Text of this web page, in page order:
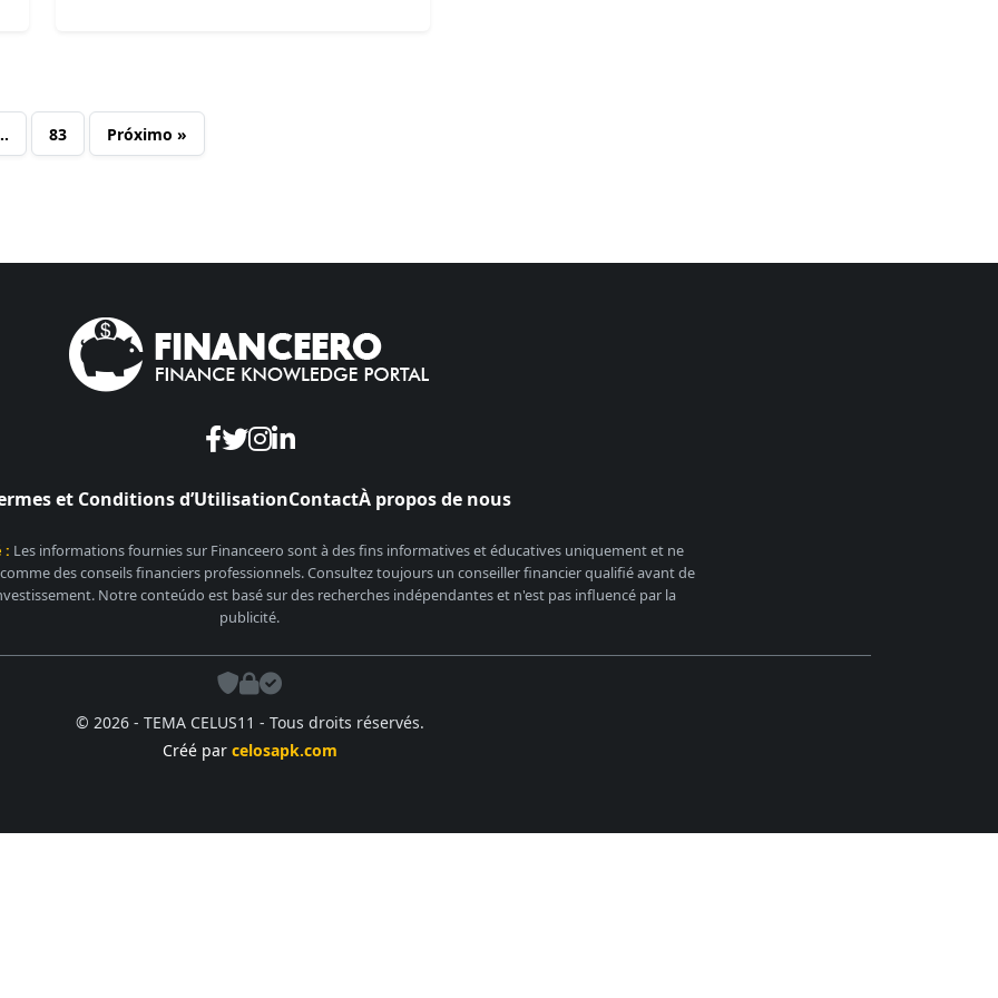
83 Próximo »
et Conditions d’UtilisationContactÀ propos de nous
: Les informations fournies sur Financeero sont à des fins informatives et éducatives uniquement et ne
des conseils financiers professionnels. Consultez toujours un conseiller financier qualifié avant de
Notre conteúdo est basé sur des recherches indépendantes et n'est pas influencé par la
publicité.
© 2026 - TEMA CELUS11 - Tous droits réservés.
Créé par celosapk.com